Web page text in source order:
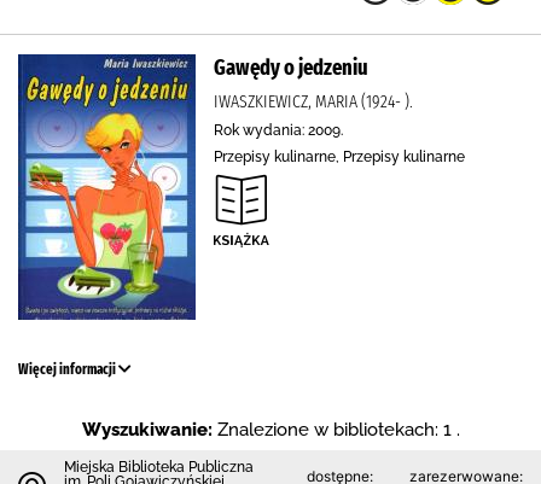
Gawędy o jedzeniu
IWASZKIEWICZ, MARIA (1924- ).
Rok wydania: 2009.
Przepisy kulinarne, Przepisy kulinarne
Więcej informacji
Wyszukiwanie: Znalezione w bibliotekach: 1 .
Miejska Biblioteka Publiczna
dostępne: zarezerwowane: